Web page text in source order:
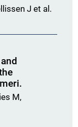
J et al.
M,